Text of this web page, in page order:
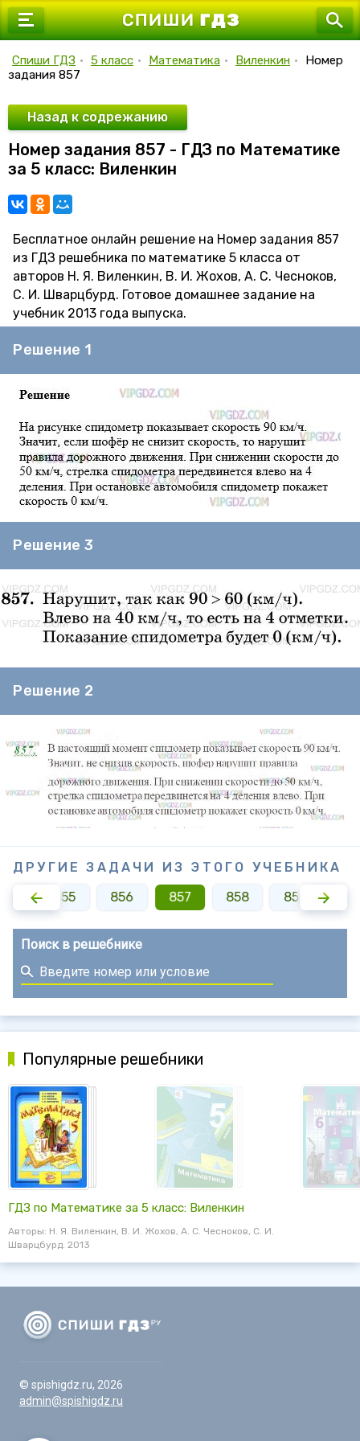
7 класс
9 класс
10 класс
11 класс
Спиши ГДЗ • 5 класс • Математика • Виленкин •
Номер
задания 857
Назад к содрежанию
Номер задания 857 - ГДЗ по Математике
за 5 класс: Виленкин
Бесплатное онлайн решение на Номер задания 857
из ГДЗ решебника по математике 5 класса от
авторов Н. Я. Виленкин, В. И. Жохов, А. С. Чесноков,
С. И. Шварцбурд. Готовое домашнее задание на
учебник 2013 года выпуска.
Решение 1
Решение 3
Решение 2
ДРУГИЕ ЗАДАЧИ ИЗ ЭТОГО УЧЕБНИКА
855 856 857 858 859
Поиск в решебнике
Популярные решебники
ГДЗ по Математике за 5 класс: Виленкин
Авторы: Н. Я. Виленкин, В. И. Жохов, А. С. Чесноков, С. И.
Шварцбурд. 2013
© spishigdz.ru, 2026
admin@spishigdz.ru